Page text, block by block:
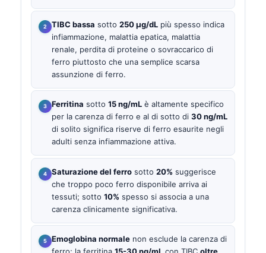
TIBC bassa sotto 250 µg/dL più spesso indica
infiammazione, malattia epatica, malattia
renale, perdita di proteine o sovraccarico di
ferro piuttosto che una semplice scarsa
assunzione di ferro.
Ferritina sotto 15 ng/mL è altamente specifico
per la carenza di ferro e al di sotto di 30 ng/mL
di solito significa riserve di ferro esaurite negli
adulti senza infiammazione attiva.
Saturazione del ferro sotto 20% suggerisce
che troppo poco ferro disponibile arriva ai
tessuti; sotto 10% spesso si associa a una
carenza clinicamente significativa.
Emoglobina normale non esclude la carenza di